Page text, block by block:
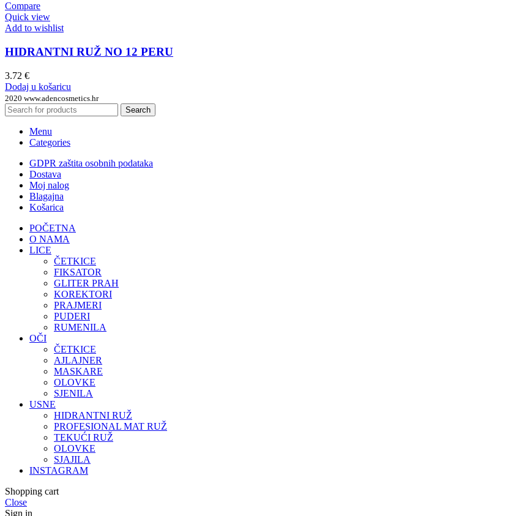
Compare
Quick view
Add to wishlist
HIDRANTNI RUŽ NO 12 PERU
3.72 €
Dodaj u košaricu
2020 www.adencosmetics.hr
Search
Menu
Categories
GDPR zaštita osobnih podataka
Dostava
Moj nalog
Blagajna
Košarica
POČETNA
O NAMA
LICE
ČETKICE
FIKSATOR
GLITER PRAH
KOREKTORI
PRAJMERI
PUDERI
RUMENILA
OČI
ČETKICE
AJLAJNER
MASKARE
OLOVKE
SJENILA
USNE
HIDRANTNI RUŽ
PROFESIONAL MAT RUŽ
TEKUĆI RUŽ
OLOVKE
SJAJILA
INSTAGRAM
Shopping cart
Close
Sign in